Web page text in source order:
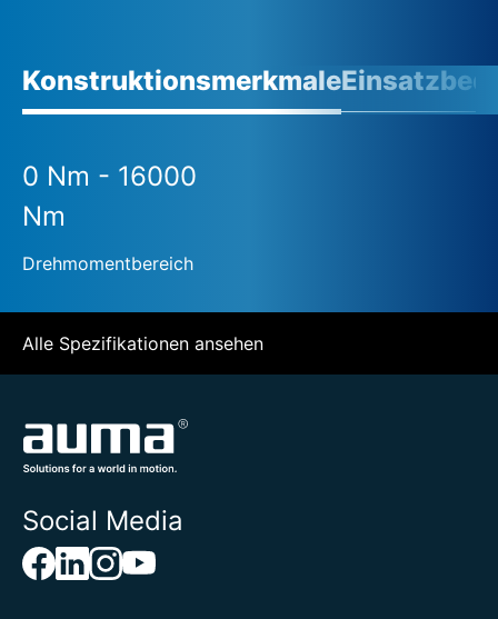
Konstruktionsmerkmale
0 Nm - 16000
Nm
Drehmomentbereich
Alle Spezifikationen ansehen
Social Media